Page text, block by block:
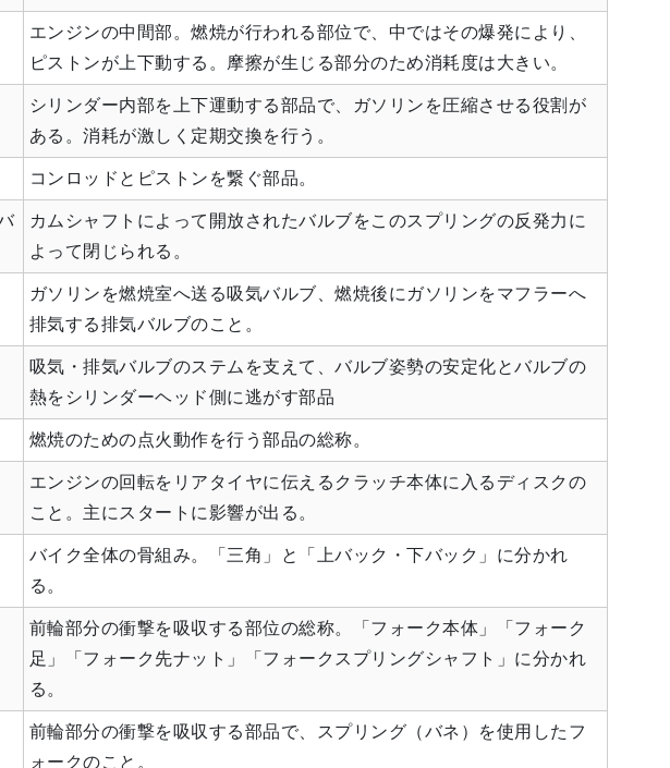
エンジンの中間部。燃焼が行われる部位で、中ではその爆発により、
ピストンが上下動する。摩擦が生じる部分のため消耗度は大きい。
シリンダー内部を上下運動する部品で、ガソリンを圧縮させる役割が
ある。消耗が激しく定期交換を行う。
コンロッドとピストンを繋ぐ部品。
カムシャフトによって開放されたバルブをこのスプリングの反発力に
よって閉じられる。
ガソリンを燃焼室へ送る吸気バルブ、燃焼後にガソリンをマフラーへ
排気する排気バルブのこと。
吸気・排気バルブのステムを支えて、バルブ姿勢の安定化とバルブの
熱をシリンダーヘッド側に逃がす部品
燃焼のための点火動作を行う部品の総称。
エンジンの回転をリアタイヤに伝えるクラッチ本体に入るディスクの
こと。主にスタートに影響が出る。
バイク全体の骨組み。「三角」と「上バック・下バック」に分かれ
る。
前輪部分の衝撃を吸収する部位の総称。「フォーク本体」「フォーク
足」「フォーク先ナット」「フォークスプリングシャフト」に分かれ
る。
前輪部分の衝撃を吸収する部品で、スプリング（バネ）を使用したフ
ォークのこと。